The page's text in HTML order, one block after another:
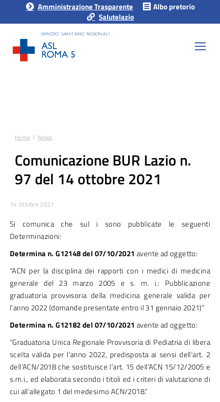
Amministrazione Trasparente
Albo pretorio
Salutelazio
Tu sei qui:
Home News
Comunicazione BUR Lazio n.
97 del 14 ottobre 2021
14 Ottobre 2021
Si comunica che sul i sono pubblicate le seguenti
Determinazioni:
Determina n.G12148 del 07/10/2021 avente ad oggetto:
“ACN per la disciplina dei rapporti con i medici di medicina
generale del 23 marzo 2005 e s. m. i.: Pubblicazione
graduatoria provvisoria della medicina generale valida per
l’anno 2022 (domande presentate entro il 31 gennaio 2021)”
Determina n.G12182 del 07/10/2021 avente ad oggetto:
“Graduatoria Unica Regionale Provvisoria di Pediatria di libera
scelta valida per l’anno 2022, predisposta ai sensi dell’art. 2
dell’ACN/2018 che sostituisce l’art. 15 dell’ACN 15/12/2005 e
s.m.i., ed elaborata secondo i titoli ed i criteri di valutazione di
cui all’allegato 1 del medesimo ACN/2018.”